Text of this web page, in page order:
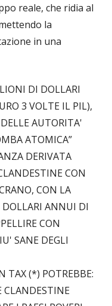
reale, che ridia al
la
in una
DI DOLLARI
3 VOLTE IL PIL),
AUTORITA'
ATOMICA”
DERIVATA
CON
CON LA
ANNUI DI
CON
SANE DEGLI
TAX (*) POTREBBE:
CLANDESTINE